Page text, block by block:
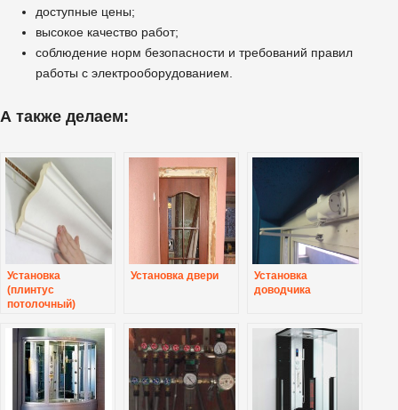
доступные цены;
высокое качество работ;
соблюдение норм безопасности и требований правил
работы с электрооборудованием.
А также делаем:
Установка
(плинтус
потолочный)
Установка двери
Установка
доводчика